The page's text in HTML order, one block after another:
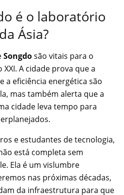
é o laboratório
Ásia?
Songdosão vitais para o
A cidade prova que a
a eficiência energética são
mas também alerta que a
cidade leva tempo para
e estudantes de tecnologia,
está completa sem
Ela é um vislumbre
nas próximas décadas,
da infraestrutura para que